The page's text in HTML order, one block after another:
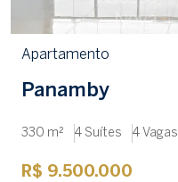
Apartamento
Panamby
330 m² 4 Suítes 4 Vagas
R$ 9.500.000